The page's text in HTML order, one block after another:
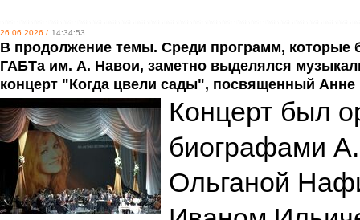
26.06.2026 / 14:34:53
В продолжение темы. Среди программ, которые
ГАБТа им. А. Навои, заметно выделялся
концерт "Когда цвели сады", посвященный Анне
Концерт был
биографами
Ольганой